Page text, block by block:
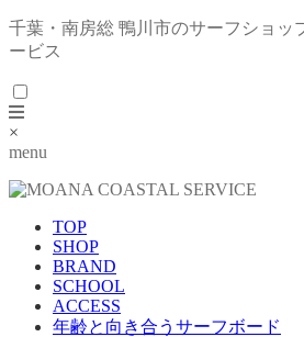
千葉・南房総 鴨川市のサーフショッ
ービス
×
menu
TOP
SHOP
BRAND
SCHOOL
ACCESS
年齢と向き合うサーフボード